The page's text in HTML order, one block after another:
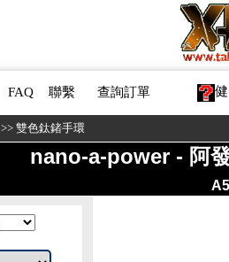
FAQ 聯繫 查詢訂單
>> 雙色鈦鍺手環
nano-a-power - 阿